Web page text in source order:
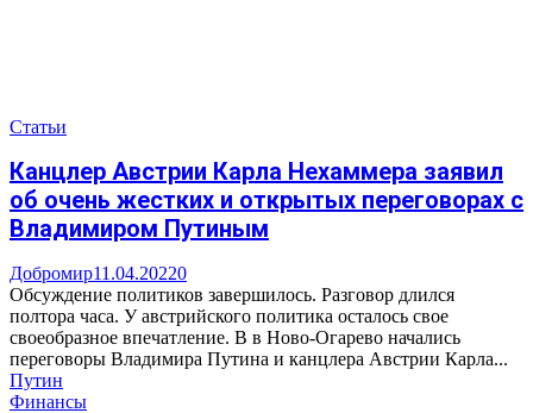
Статьи
Канцлер Австрии Карла Нехаммера заявил
об очень жестких и открытых переговорах с
Владимиром Путиным
Добромир11.04.20220
Обсуждение политиков завершилось. Разговор длился
полтора часа. У австрийского политика осталось свое
своеобразное впечатление. В в Ново-Огарево начались
переговоры Владимира Путина и канцлера Австрии Карла...
Путин
Финансы